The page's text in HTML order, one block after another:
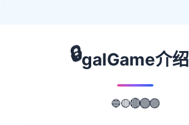
🔒galGame介绍
🔵🟡🔴🟢🟣